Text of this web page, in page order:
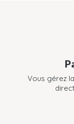
Vous gérez